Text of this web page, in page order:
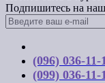
Подпишитесь на
(096) 036-11-
(099) 036-11-